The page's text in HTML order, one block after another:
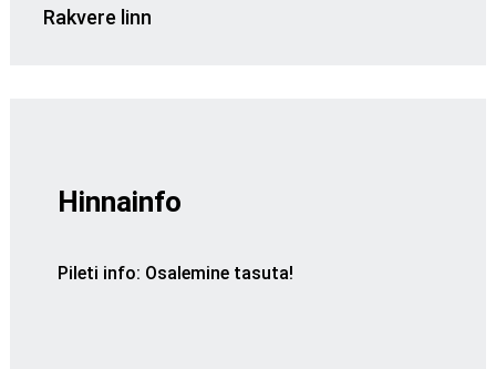
Rakvere linn
Hinnainfo
Pileti info: Osalemine tasuta!